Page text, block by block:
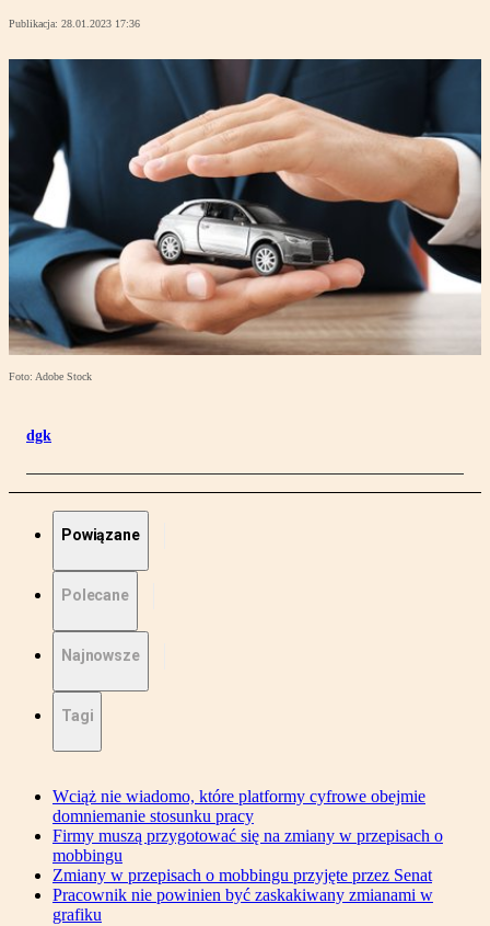
Publikacja: 28.01.2023 17:36
Foto: Adobe Stock
dgk
Powiązane
Polecane
Najnowsze
Tagi
Wciąż nie wiadomo, które platformy cyfrowe obejmie
domniemanie stosunku pracy
Firmy muszą przygotować się na zmiany w przepisach o
mobbingu
Zmiany w przepisach o mobbingu przyjęte przez Senat
Pracownik nie powinien być zaskakiwany zmianami w
grafiku